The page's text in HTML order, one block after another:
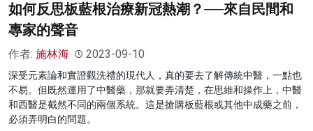
如何反思板藍根治療新冠熱潮？──來自民間和
專家的聲音
作者: 施林海 2023-09-10
深受元素論和實證觀洗禮的現代人，真的要去了解傳統中醫，一點也
不易。但既然運用了中醫藥，那就要弄清楚，在思維和操作上，中醫
和西醫是截然不同的兩個系統。這是搶購板藍根或其他中成藥之前，
必須弄明白的問題。